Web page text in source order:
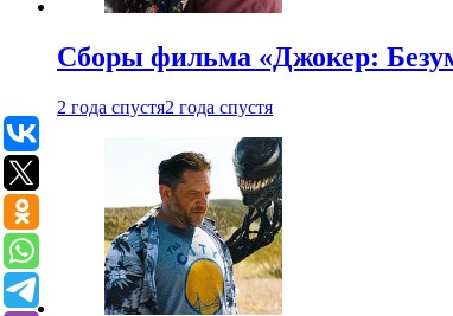
Сборы фильма «Джокер:
2 года спустя2 года спустя